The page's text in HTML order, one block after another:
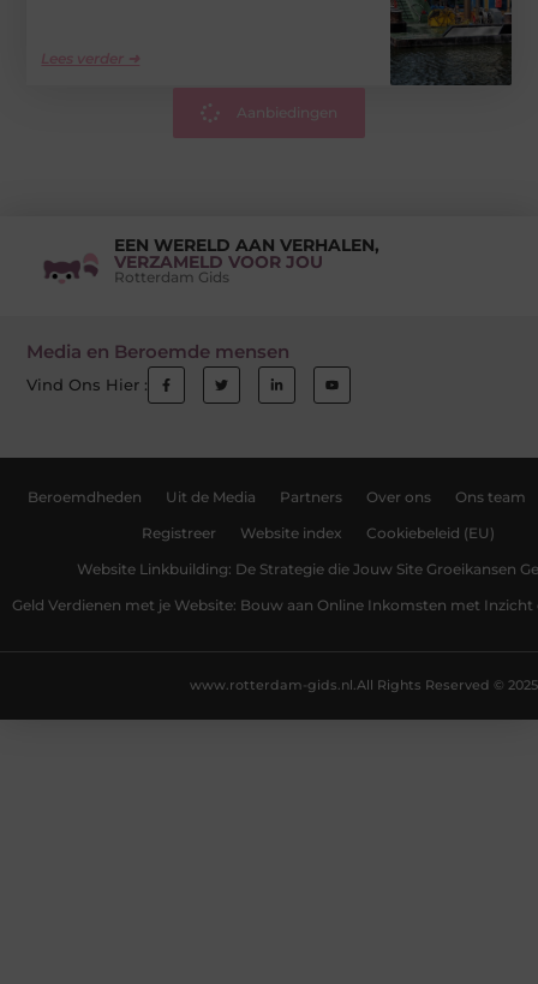
Lees verder ➜
Aanbiedingen
EEN WERELD AAN VERHALEN,
VERZAMELD VOOR JOU
Rotterdam Gids
Media en Beroemde mensen
Vind Ons Hier :
Beroemdheden Uit de Media Partners Over ons Ons team
Registreer Website index Cookiebeleid (EU)
Website Linkbuilding: De Strategie die Jouw Site Groeikansen
Geld Verdienen met je Website: Bouw aan Online Inkomsten met Inzicht
All Rights Reserved © 2025
www.rotterdam-gids.nl.